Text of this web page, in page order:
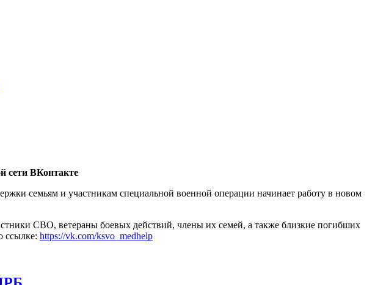
сети ВКонтакте
семьям и участникам специальной военной операции начинает работу в новом
СВО, ветераны боевых действий, члены их семей, а также близкие погибших
ссылке: https://vk.com/ksvo_medhelp